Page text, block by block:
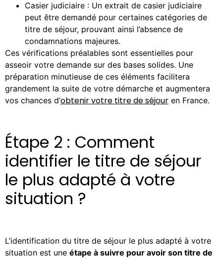
Casier judiciaire : Un extrait de casier judiciaire
peut être demandé pour certaines catégories de
titre de séjour, prouvant ainsi l’absence de
condamnations majeures.
Ces vérifications préalables sont essentielles pour
asseoir votre demande sur des bases solides. Une
préparation minutieuse de ces éléments facilitera
grandement la suite de votre démarche et augmentera
vos chances d’obtenir votre titre de séjour en France.
Étape 2 : Comment
identifier le titre de séjour
le plus adapté à votre
situation ?
L’identification du titre de séjour le plus adapté à votre
situation est une étape à suivre pour avoir son titre de